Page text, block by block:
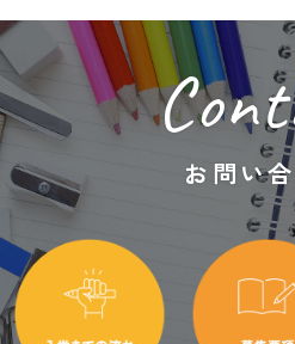
お問い